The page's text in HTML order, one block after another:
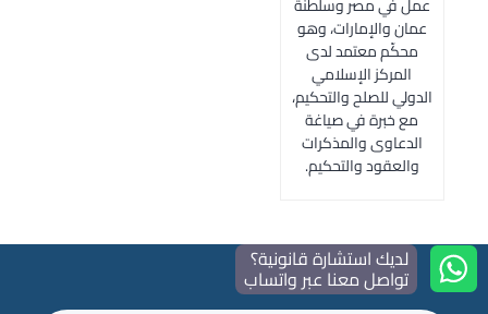
عمان والإمارات، وهو
محكّم معتمد لدى
المركز الإسلامي
الدولي للصلح والتحكيم،
مع خبرة في صياغة
الدعاوى والمذكرات
والعقود والتحكيم.
لديك استشارة قانونية؟
تواصل معنا عبر واتساب